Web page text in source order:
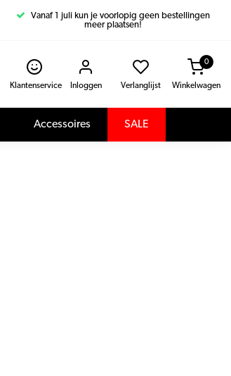
Vanaf 1 juli kun je voorlopig geen bestellingen
meer plaatsen!
Klantenservice Inloggen Verlanglijst Winkelwagen
0
Accessoires SALE